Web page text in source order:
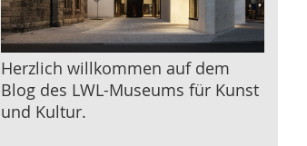
Herzlich willkommen auf dem
Blog des LWL-Museums für Kunst
und Kultur.